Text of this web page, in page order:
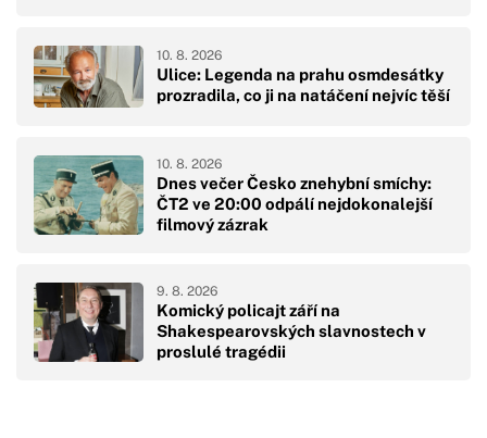
Ulice: Legenda na prahu osmdesátky
prozradila, co ji na natáčení nejvíc těší
10. 8. 2026
Dnes večer Česko znehybní smíchy:
ČT2 ve 20:00 odpálí nejdokonalejší
filmový zázrak
10. 8. 2026
Komický policajt září na
Shakespearovských slavnostech v
proslulé tragédii
9. 8. 2026